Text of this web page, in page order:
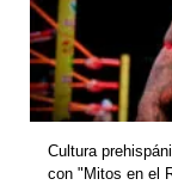
Cultura
con "Mitos en el